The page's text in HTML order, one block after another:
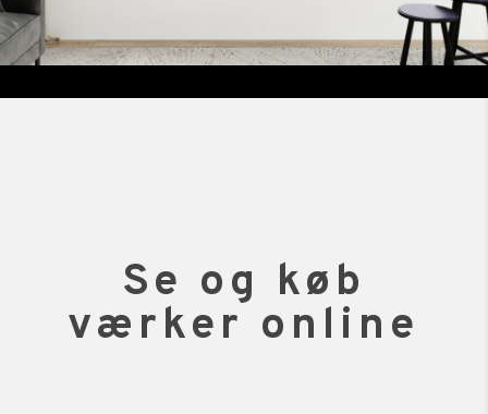
Se og køb
værker online